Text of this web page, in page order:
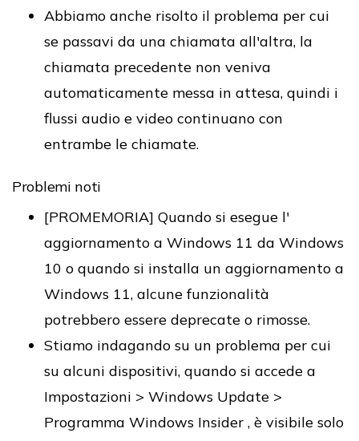
Abbiamo anche risolto il problema per cui
se passavi da una chiamata all'altra, la
chiamata precedente non veniva
automaticamente messa in attesa, quindi i
flussi audio e video continuano con
entrambe le chiamate.
Problemi noti
[PROMEMORIA] Quando si esegue l'
aggiornamento a Windows 11 da Windows
10 o quando si installa un aggiornamento a
Windows 11, alcune funzionalità
potrebbero essere deprecate o rimosse.
Stiamo indagando su un problema per cui
su alcuni dispositivi, quando si accede a
Impostazioni > Windows Update >
Programma Windows Insider , è visibile solo